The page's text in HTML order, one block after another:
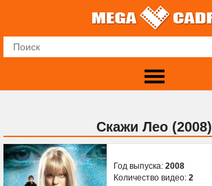
Скажи Лео (2008)
Год выпуска: 2008
Количество видео: 2